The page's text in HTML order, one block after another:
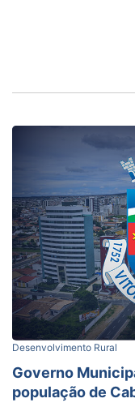
Desenvolvimento Rural
Governo
população de